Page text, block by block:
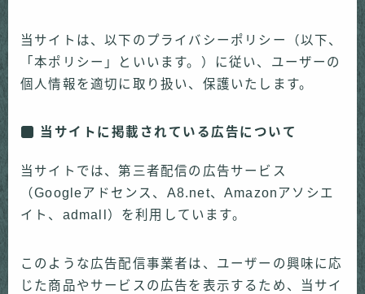
当サイトは、以下のプライバシーポリシー（以下、
「本ポリシー」といいます。）に従い、ユーザーの
個人情報を適切に取り扱い、保護いたします。
当サイトに掲載されている広告について
当サイトでは、第三者配信の広告サービス
（Googleアドセンス、A8.net、Amazonアソシエ
イト、admall）を利用しています。
このような広告配信事業者は、ユーザーの興味に応
じた商品やサービスの広告を表示するため、当サイ